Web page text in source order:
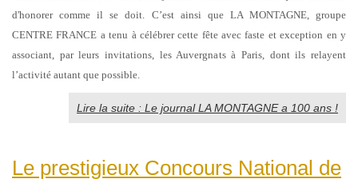
d'honorer comme il se doit. C’est ainsi que LA MONTAGNE, groupe
CENTRE FRANCE a tenu à célébrer cette fête avec faste et exception en y
associant, par leurs invitations, les Auvergnats à Paris, dont ils relayent
l’activité autant que possible.
Lire la suite : Le journal LA MONTAGNE a 100 ans !
Le prestigieux Concours National de